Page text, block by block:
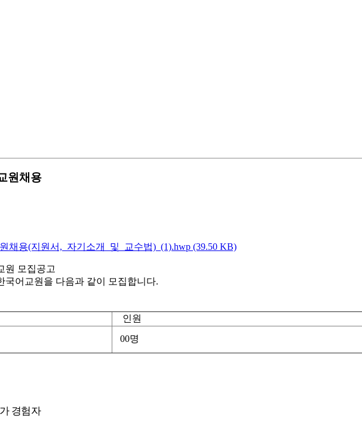
원채용
채용(지원서,_자기소개_및_교수법)_(1).hwp (39.50 KB)
원 모집공고
어교원을 다음과 같이 모집합니다.
인원
00명
경험자